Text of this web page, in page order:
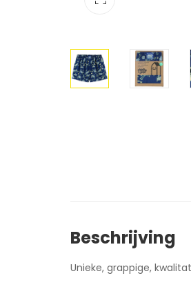
Beschrijving
Unieke, grappige,